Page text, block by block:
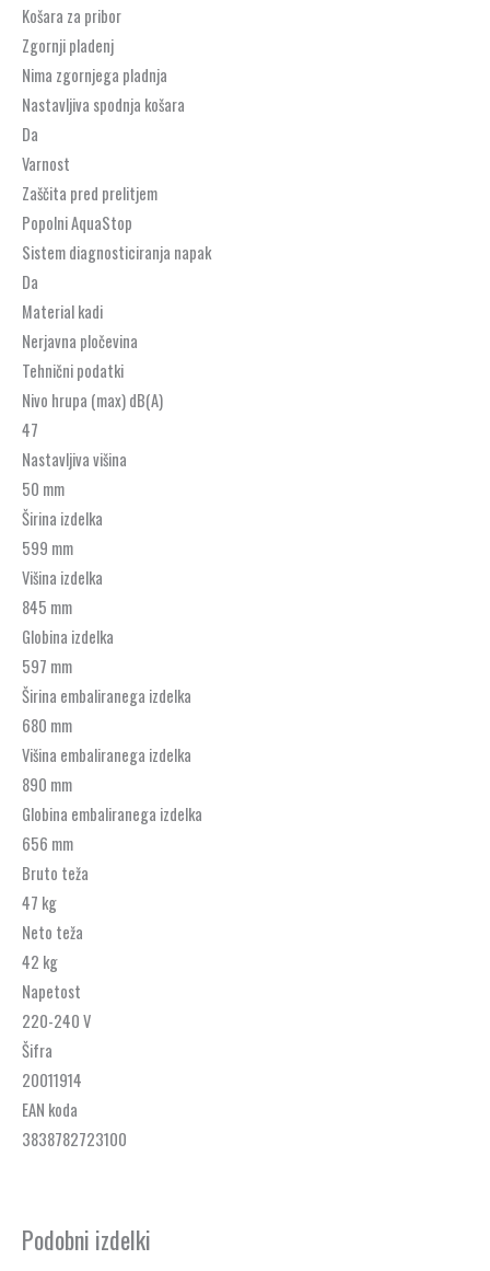
Košara za pribor
Zgornji pladenj
Nima zgornjega pladnja
Nastavljiva spodnja košara
Da
Varnost
Zaščita pred prelitjem
Popolni AquaStop
Sistem diagnosticiranja napak
Da
Material kadi
Nerjavna pločevina
Tehnični podatki
Nivo hrupa (max) dB(A)
47
Nastavljiva višina
50 mm
Širina izdelka
599 mm
Višina izdelka
845 mm
Globina izdelka
597 mm
Širina embaliranega izdelka
680 mm
Višina embaliranega izdelka
890 mm
Globina embaliranega izdelka
656 mm
Bruto teža
47 kg
Neto teža
42 kg
Napetost
220-240 V
Šifra
20011914
EAN koda
3838782723100
Podobni izdelki